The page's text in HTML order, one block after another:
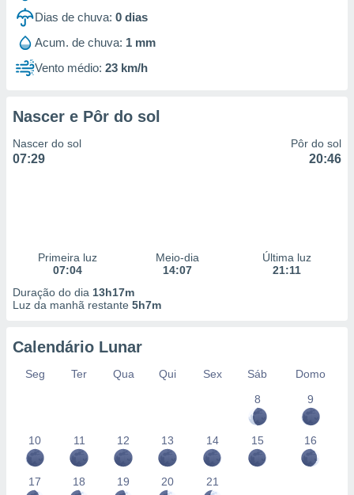
1199
Dias de chuva: 0 dias
Acum. de chuva: 1 mm
Vento médio: 23 km/h
Nascer e Pôr do sol
Nascer do sol
07:29
Pôr do sol
20:46
Primeira luz
07:04
Meio-dia
14:07
Última luz
21:11
Duração do dia 13h17m
Luz da manhã restante 5h7m
Calendário Lunar
Seg Ter Qua Qui Sex Sáb
Domo
8
9
10 11 12 13 14 15 16
17 18 19 20 21